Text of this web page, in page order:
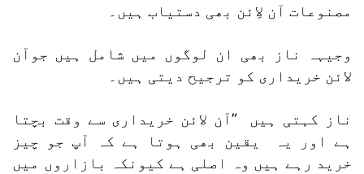
مصنوعات آن لاِئن بھی دستیاب ہیں۔
وجیہہ ناز بھی ان لوگوں میں شامل ہیں جوآن
لائن خریداری کو ترجیح دیتی ہیں۔
ناز کہتی ہیں ”آن لائن خریداری سے وقت بچتا
ہے اور یہ یقین بھی ہوتا ہے کہ آپ جو چیز
خرید رہے ہیں وہ اصلی ہے کیونکہ بازاروں میں